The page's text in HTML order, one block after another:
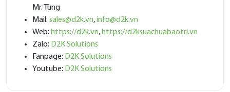
Mr. Tùng
Mail: sales@d2k.vn,info@d2k.vn
Web: https://d2k.vn, https://d2ksuachuabaotri.vn
Zalo: D2K Solutions
Fanpage: D2K Solutions
Youtube: D2K Solutions